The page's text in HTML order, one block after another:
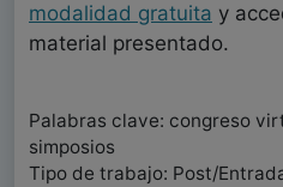
modalidad gratuita y
material presentado.
Palabras clave: congreso
simposios
Tipo de trabajo: Post/